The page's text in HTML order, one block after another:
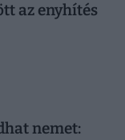
az enyhítés
nemet: